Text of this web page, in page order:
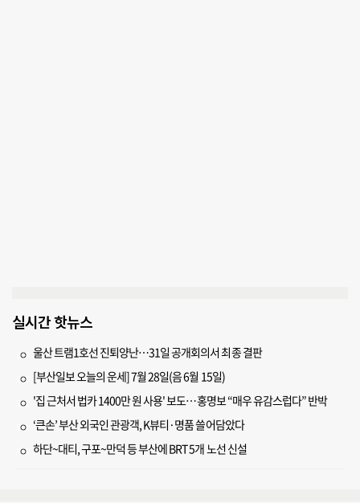
실시간 핫뉴스
울산 트램1호선 진퇴양난…31일 공개회의서 최종 결판
[부산일보 오늘의 운세] 7월 28일(음 6월 15일)
'집 근처서 법카 1400만 원 사용' 보도…홍명보 “매우 유감스럽다” 반박
‘큰손’ 부산 외국인 관광객, K뷰티·명품 쓸어담았다
하단~대티, 구포~만덕 등 부산에 BRT 5개 노선 신설